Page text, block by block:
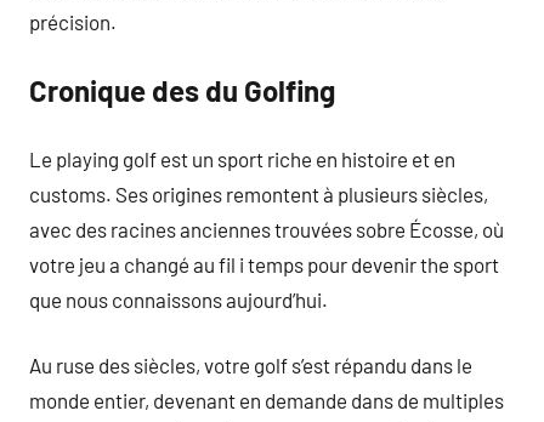
précision.
Cronique des du Golfing
Le playing golf est un sport riche en histoire et en
customs. Ses origines remontent à plusieurs siècles,
avec des racines anciennes trouvées sobre Écosse, où
votre jeu a changé au fil i temps pour devenir the sport
que nous connaissons aujourd’hui.
Au ruse des siècles, votre golf s’est répandu dans le
monde entier, devenant en demande dans de multiples